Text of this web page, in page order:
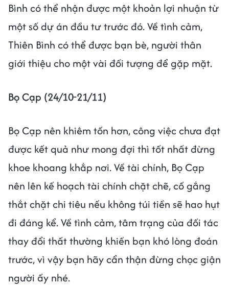
Bình có thể nhận được một khoản lợi nhuận từ
một số dự án đầu tư trước đó. Về tình cảm,
Thiên Bình có thể được bạn bè, người thân
giới thiệu cho một vài đối tượng để gặp mặt.
Bọ Cạp (24/10-21/11)
Bọ Cạp nên khiêm tốn hơn, công việc chưa đạt
được kết quả như mong đợi thì tốt nhất đừng
khoe khoang khắp nơi. Về tài chính, Bọ Cạp
nên lên kế hoạch tài chính chặt chẽ, cố gắng
thắt chặt chi tiêu nếu không túi tiền sẽ hao hụt
đi đáng kể. Về tình cảm, tâm trạng của đối tác
thay đổi thất thường khiến bạn khó lòng đoán
trước, vì vậy bạn hãy cẩn thận đừng chọc giận
người ấy nhé.